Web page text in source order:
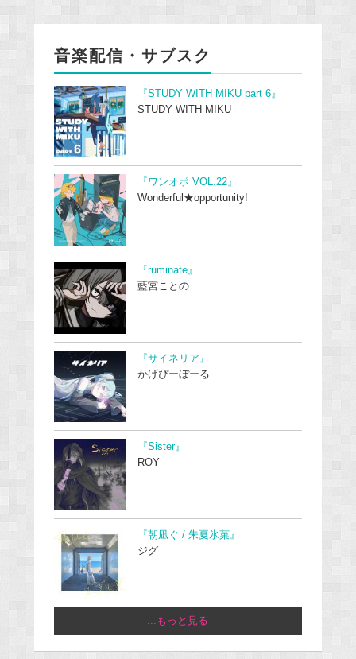
音楽配信・サブスク
『STUDY WITH MIKU part 6』
STUDY WITH MIKU
『ワンオポ VOL.22』
Wonderful★opportunity!
『ruminate』
藍宮ことの
『サイネリア』
かげぴーぼーる
『Sister』
ROY
『朝凪ぐ / 朱夏氷菓』
ジグ
...もっと見る